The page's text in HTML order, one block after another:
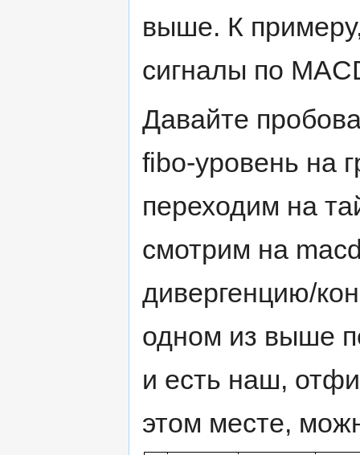
выше. К
сигналы по
Давайте
fibo-уровень на
переходим на
смотрим на
дивергенцию/
одном из выше
и есть наш,
этом месте,